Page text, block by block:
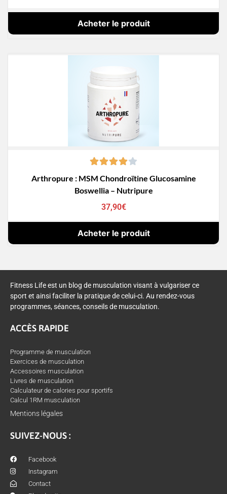
Acheter le produit
Arthropure : MSM Chondroïtine Glucosamine
Boswellia – Nutripure
37,90€
Acheter le produit
Fitness Life est un blog de musculation visant à vulgariser ce
sport et ainsi faciliter la pratique de celui-ci. Au rendez-vous
programmes, séances, conseils de musculation.
ACCÈS RAPIDE
Programme de musculation
Exercices de musculation
Accessoires musculation
Livres de musculation
Calculateur de calories pour sportifs
Calcul 1RM musculation
Mentions légales
SUIVEZ-NOUS :
Facebook
Instagram
Contact